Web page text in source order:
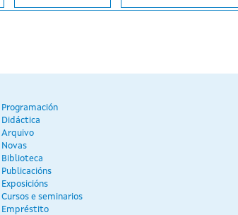
Programación
Didáctica
Arquivo
Novas
Biblioteca
Publicacións
Exposicións
Cursos e seminarios
Empréstito